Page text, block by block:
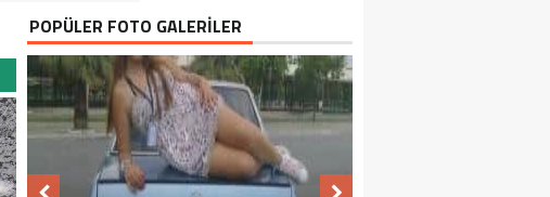
POPÜLER FOTO GALERİLER